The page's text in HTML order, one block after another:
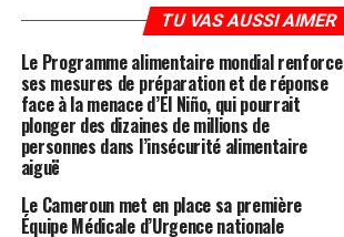
TU VAS AUSSI AIMER
Le Programme alimentaire mondial renforce
ses mesures de préparation et de réponse
face à la menace d’El Niño, qui pourrait
plonger des dizaines de millions de
personnes dans l’insécurité alimentaire
aiguë
Le Cameroun met en place sa première
Équipe Médicale d’Urgence nationale